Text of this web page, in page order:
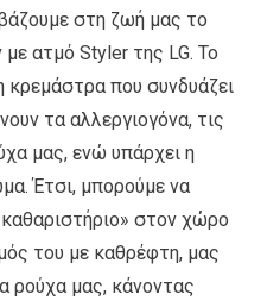
στη ζωή μας το
ατμό Styler της LG. Το
κρεμάστρα που συνδυάζει
τα αλλεργιογόνα, τις
μας, ενώ υπάρχει η
Έτσι, μπορούμε να
στον χώρο
του με καθρέφτη, μας
ρούχα μας, κάνοντας